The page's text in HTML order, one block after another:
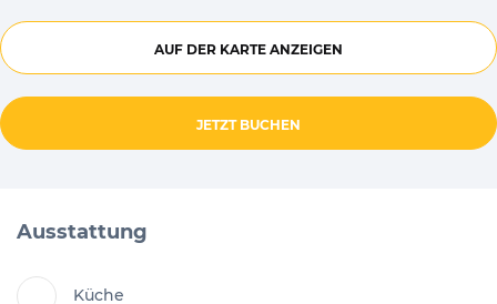
AUF DER KARTE ANZEIGEN
JETZT BUCHEN
Ausstattung
Küche